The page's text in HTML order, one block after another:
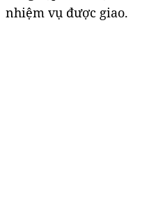
nhiệm vụ được giao.